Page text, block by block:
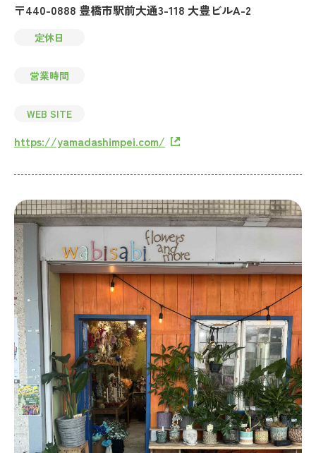
〒440-0888 豊橋市駅前大通3-118 大豊ビルA-2
定休日
営業時間
WEB SITE
https://yamadashimpei.com/